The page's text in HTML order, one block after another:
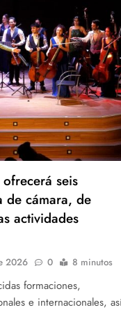
seis
de cámara, de
actividades
2026 0 8 minutos
formaciones,
e internacionales,